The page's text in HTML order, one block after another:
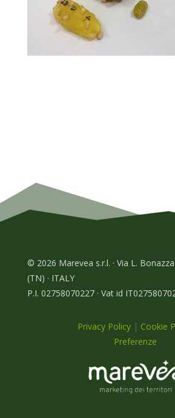
© 2026 Marevea s.r.l. · Via L.
(TN) · ITALY
P.I. 02758070227 · Vat id
Privacy Policy | Cookie
Preferenze